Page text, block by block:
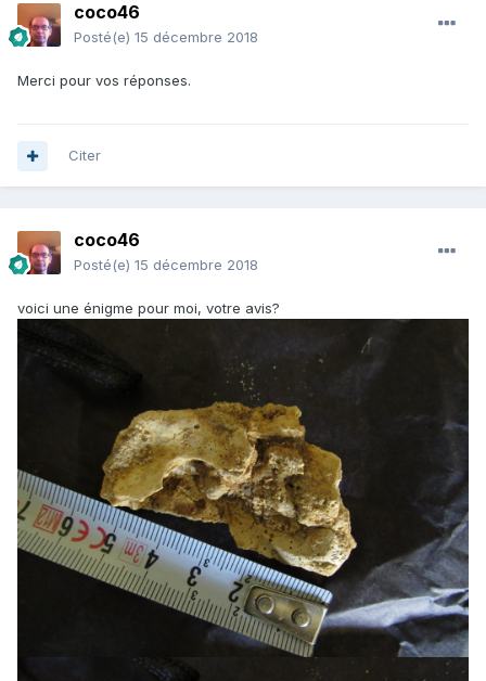
coco46
Posté(e) 15 décembre 2018
Merci pour vos réponses.
Citer
coco46
Posté(e) 15 décembre 2018
voici une énigme pour moi, votre avis?